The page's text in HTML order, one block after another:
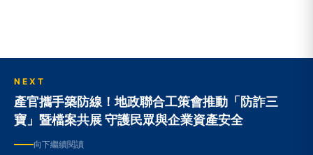
NEXT
產官攜手築防線！地政聯合工策會推動「防詐三
寶」暨檔案共展 守護民眾與企業資產安全
向下繼續閱讀